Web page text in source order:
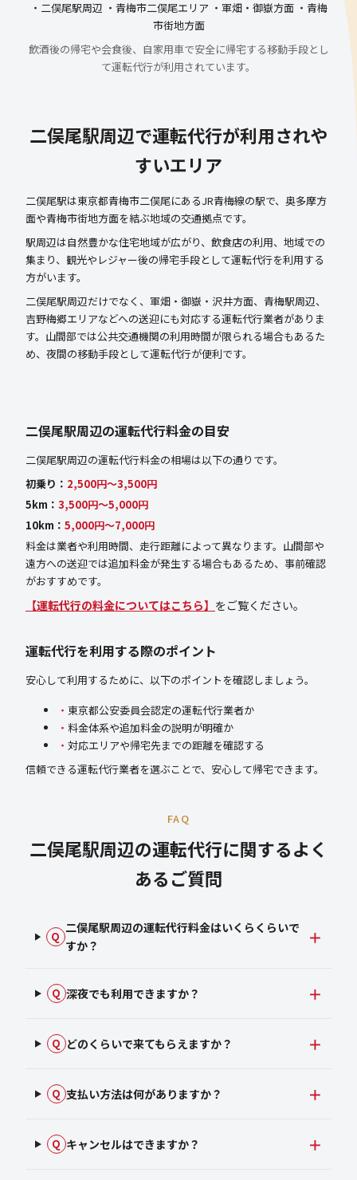
・二俣尾駅周辺 ・青梅市二俣尾エリア ・軍畑・御嶽方面 ・青梅
市街地方面
飲酒後の帰宅や会食後、自家用車で安全に帰宅する移動手段とし
て運転代行が利用されています。
二俣尾駅周辺で運転代行が利用されや
すいエリア
二俣尾駅は東京都青梅市二俣尾にあるJR青梅線の駅で、奥多摩方
面や青梅市街地方面を結ぶ地域の交通拠点です。
駅周辺は自然豊かな住宅地域が広がり、飲食店の利用、地域での
集まり、観光やレジャー後の帰宅手段として運転代行を利用する
方がいます。
二俣尾駅周辺だけでなく、軍畑・御嶽・沢井方面、青梅駅周辺、
吉野梅郷エリアなどへの送迎にも対応する運転代行業者がありま
す。山間部では公共交通機関の利用時間が限られる場合もあるた
め、夜間の移動手段として運転代行が便利です。
二俣尾駅周辺の運転代行料金の目安
二俣尾駅周辺の運転代行料金の相場は以下の通りです。
初乗り： 2,500円〜3,500円
5km： 3,500円〜5,000円
10km： 5,000円〜7,000円
料金は業者や利用時間、走行距離によって異なります。山間部や
遠方への送迎では追加料金が発生する場合もあるため、事前確認
がおすすめです。
【運転代行の料金についてはこちら】 をご覧ください。
運転代行を利用する際のポイント
安心して利用するために、以下のポイントを確認しましょう。
東京都公安委員会認定の運転代行業者か
料金体系や追加料金の説明が明確か
対応エリアや帰宅先までの距離を確認する
信頼できる運転代行業者を選ぶことで、安心して帰宅できます。
FAQ
二俣尾駅周辺の運転代行に関するよく
あるご質問
Q
二俣尾駅周辺の運転代行料金はいくらくらいで
すか？
Q 深夜でも利用できますか？
Q どのくらいで来てもらえますか？
Q 支払い方法は何がありますか？
Q キャンセルはできますか？